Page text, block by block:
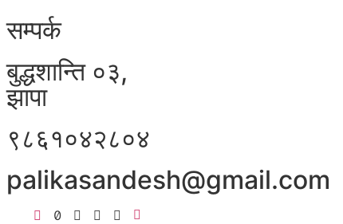
सम्पर्क
बुद्धशान्ति ०३,
झापा
९८६१०४२८०४
palikasandesh@gmail.com